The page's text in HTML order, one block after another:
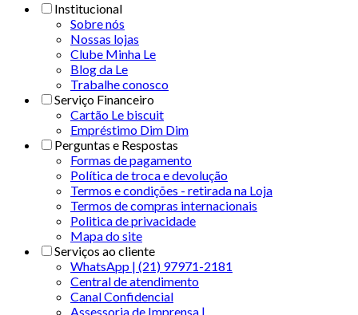
Institucional
Sobre nós
Nossas lojas
Clube Minha Le
Blog da Le
Trabalhe conosco
Serviço Financeiro
Cartão Le biscuit
Empréstimo Dim Dim
Perguntas e Respostas
Formas de pagamento
Política de troca e devolução
Termos e condições - retirada na Loja
Termos de compras internacionais
Politica de privacidade
Mapa do site
Serviços ao cliente
WhatsApp | (21) 97971-2181
Central de atendimento
Canal Confidencial
Assessoria de Imprensa |